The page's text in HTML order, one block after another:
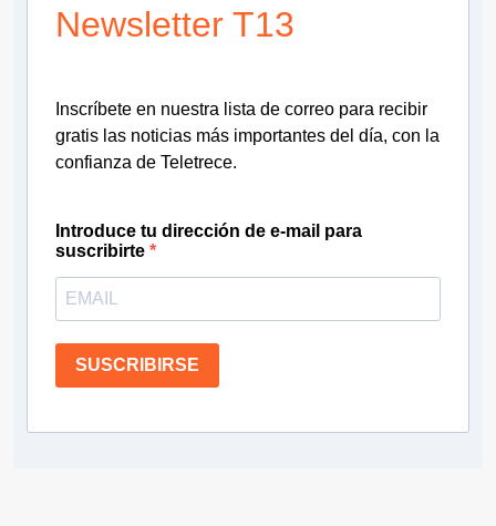
Newsletter T13
Inscríbete en nuestra lista de correo para recibir
gratis las noticias más importantes del día, con la
confianza de Teletrece.
Introduce tu dirección de e-mail para
suscribirte
SUSCRIBIRSE